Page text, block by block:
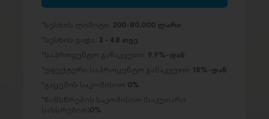
სესხის ლიმიტი: 200-80,000 ლარი
სესხის ვადა: 3 - 48 თვე
საპროცენტო განაკვეთი: 9.9%-დან
ეფექტური საპროცენტო განაკვეთი: 18%-დან
გაცემის საკომისიო 0%
წინსწრების საკომისიო (საკუთარი
სახსრებით)0%